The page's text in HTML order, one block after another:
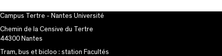
Campus Tertre - Nantes Université
Chemin de la Censive du Tertre
44300 Nantes
Tram, bus et bicloo : station Facultés